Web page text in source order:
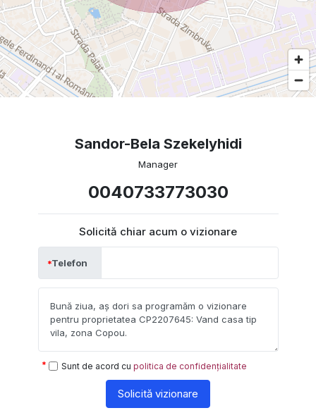
Sandor-Bela Szekelyhidi
Manager
0040733773030
Solicită chiar acum o vizionare
Telefon
Sunt de acord cu politica de confidențialitate
Solicită vizionare